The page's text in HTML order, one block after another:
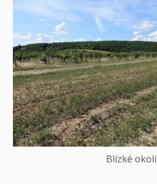
Blízké okolí